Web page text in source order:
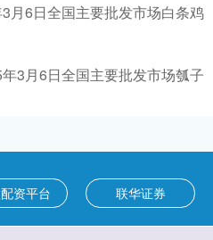
月6日全国主要批发市场白条鸡
3月6日全国主要批发市场瓠子
资平台 联华证券